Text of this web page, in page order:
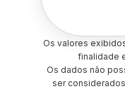
Os valores
finalidade
Os dados não
ser